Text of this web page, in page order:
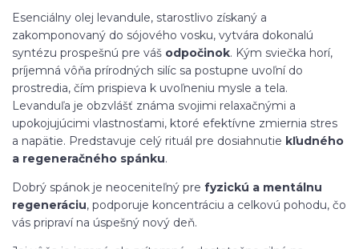
Esenciálny olej levandule, starostlivo získaný a
zakomponovaný do sójového vosku, vytvára dokonalú
syntézu prospešnú pre váš odpočinok. Kým sviečka horí,
príjemná vôňa prírodných silíc sa postupne uvoľní do
prostredia, čím prispieva k uvoľneniu mysle a tela.
Levanduľa je obzvlášť známa svojimi relaxačnými a
upokojujúcimi vlastnosťami, ktoré efektívne zmiernia stres
a napätie. Predstavuje celý rituál pre dosiahnutie kľudného
a regeneračného spánku.
Dobrý spánok je neoceniteľný pre fyzickú a mentálnu
regeneráciu, podporuje koncentráciu a celkovú pohodu, čo
vás pripraví na úspešný nový deň.